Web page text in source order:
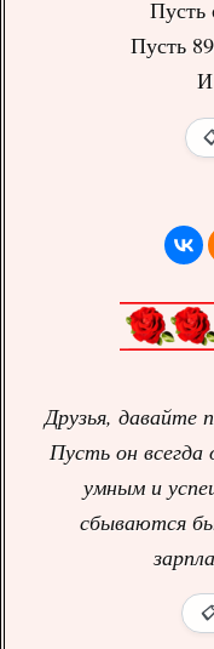
Пусть
Пусть
И
Друзья, давайте
Пусть он
умным и
сбываются